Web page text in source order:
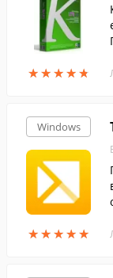
★★★★★
★★★★★
Windows
★★★★★
★★★★★